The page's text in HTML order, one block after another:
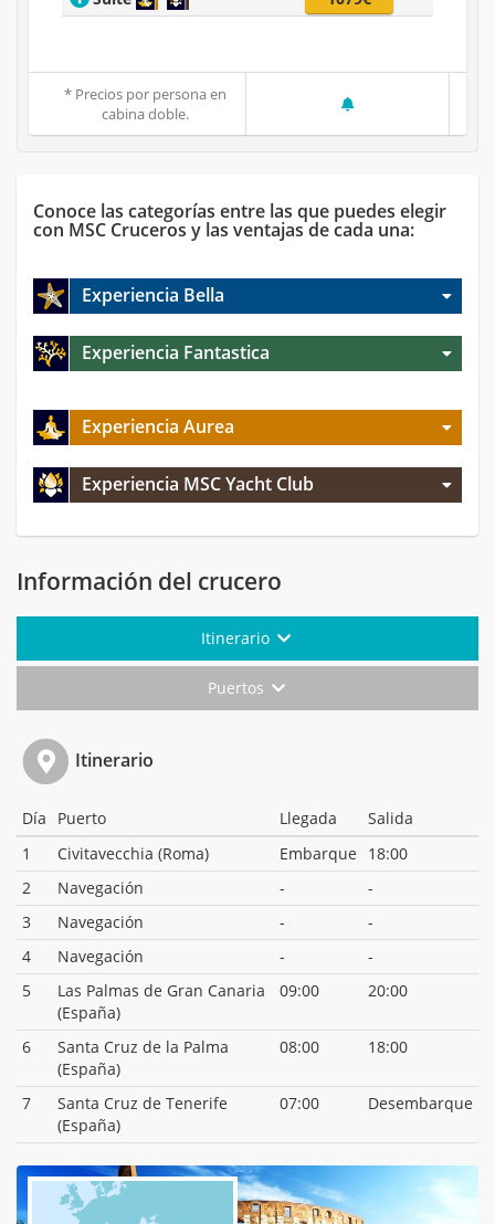
* Precios por persona en
cabina doble.
Conoce las categorías entre las que puedes elegir
con MSC Cruceros y las ventajas de cada una:
Experiencia Bella
Experiencia Fantastica
Experiencia Aurea
Experiencia MSC Yacht Club
Información del crucero
Itinerario
Puertos
Itinerario
Día Puerto Llegada
Salida
1
Civitavecchia (Roma) Embarque
18:00
2
Navegación -
-
3
Navegación -
-
4
Navegación -
-
5
Las Palmas de Gran Canaria
(España)
09:00 20:00
6
Santa Cruz de la Palma
(España)
08:00 18:00
7
Santa Cruz de Tenerife
(España)
07:00 Desembarque